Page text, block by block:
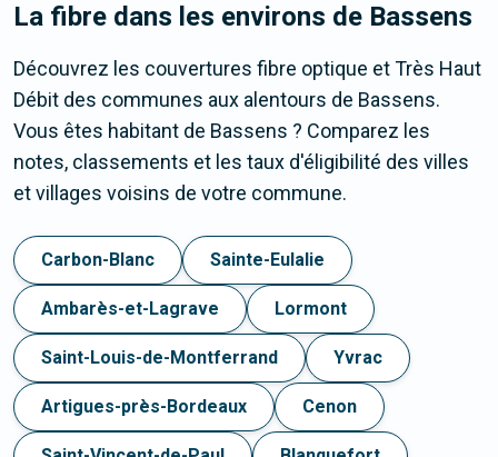
La fibre dans les environs de Bassens
Découvrez les couvertures fibre optique et Très Haut
Débit des communes aux alentours de Bassens.
Vous êtes habitant de Bassens ? Comparez les
notes, classements et les taux d'éligibilité des villes
et villages voisins de votre commune.
Carbon-Blanc Sainte-Eulalie
Ambarès-et-Lagrave Lormont
Saint-Louis-de-Montferrand Yvrac
Artigues-près-Bordeaux Cenon